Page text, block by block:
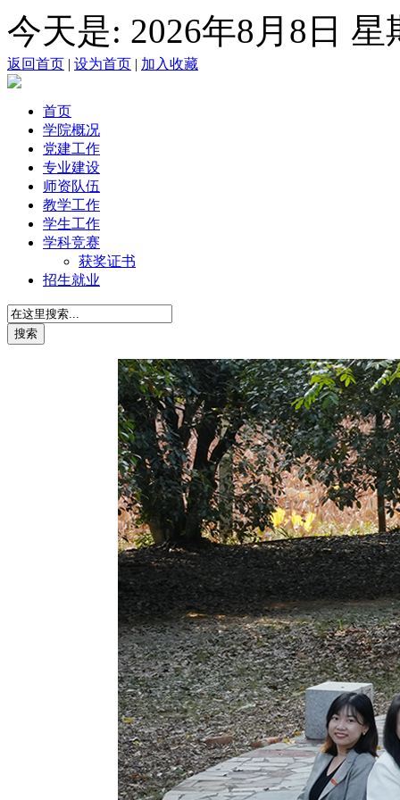
今天是: 2026年8月8日
返回首页 | 设为首页 | 加入收藏
首页
学院概况
党建工作
专业建设
师资队伍
教学工作
学生工作
学科竞赛
获奖证书
招生就业